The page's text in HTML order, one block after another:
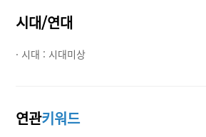
시대/연대
· 시대 : 시대미상
연관키워드